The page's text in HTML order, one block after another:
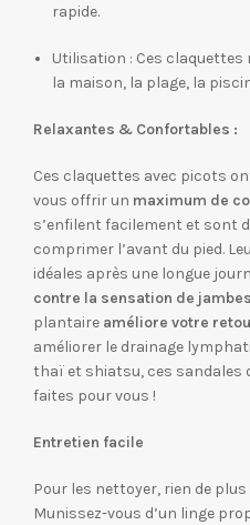
rapide.
Utilisation : Ces
la maison, la plage, la
Relaxantes & Confortables :
Ces claquettes avec picots
vous offrir un maximum de
s’enfilent facilement et sont
comprimer l’avant du pied.
idéales après une longue
contre la sensation de
plantaire améliore votre
améliorer le drainage
thaï et shiatsu, ces sandales
faites pour vous !
Entretien facile
Pour les nettoyer, rien de
Munissez-vous d’un linge